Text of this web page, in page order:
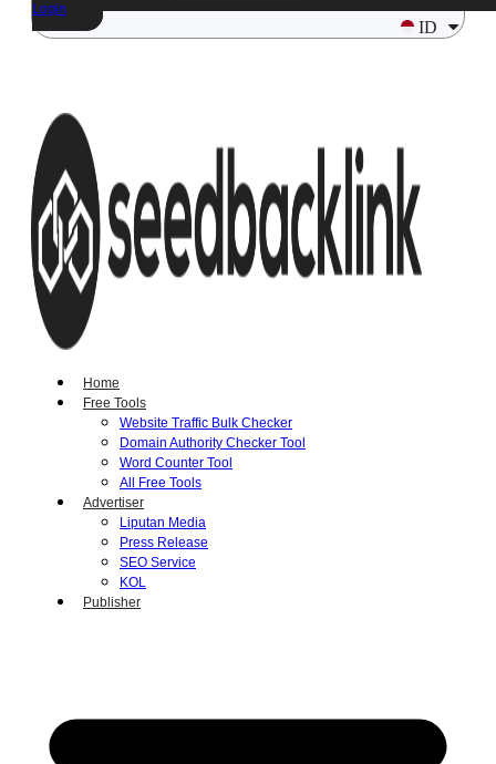
Login
ID
Home
Free Tools
Website Traffic Bulk Checker
Domain Authority Checker Tool
Word Counter Tool
All Free Tools
Advertiser
Liputan Media
Press Release
SEO Service
KOL
Publisher